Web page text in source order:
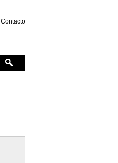
Contacto